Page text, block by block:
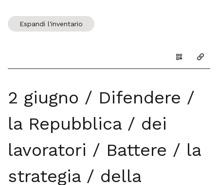
Espandi l'inventario
Genera il
2 giugno / Difendere /
la Repubblica / dei
lavoratori / Battere / la
strategia / della